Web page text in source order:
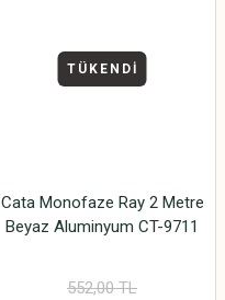
TÜKENDİ
Cata Monofaze Ray 2 Metre
Beyaz Aluminyum CT-9711
552,00 TL